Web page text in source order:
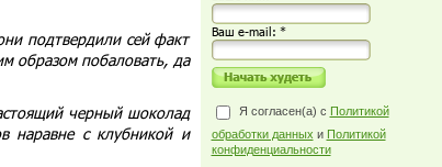
подтвердили сей факт
образом побаловать, да
черный шоколад
наравне с клубникой и
Ваш е-mail: *
Я согласен(а) с Политикой
обработки данных и Политикой
конфиденциальности